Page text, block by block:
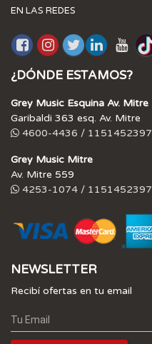
EN LAS REDES
¿DÓNDE ESTAMOS?
Grey Music Esquina Av. Mitre
Garibaldi 363 esq. Av. Mitre
4600-4436 / 1151452397
Grey Music Mitre
Av. Mitre 559
4253-1074 / 1151452397
NEWSLETTER
Recibí ofertas en tu email